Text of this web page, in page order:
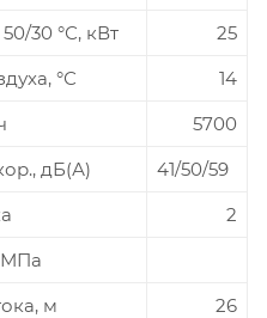
30 °С, кВт
25
°С
14
5700
дБ(А)
41/50/59
2
МПа
м
26